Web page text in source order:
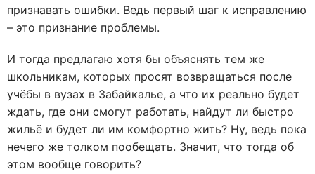
признавать ошибки. Ведь первый шаг к исправлению
– это признание проблемы.
И тогда предлагаю хотя бы объяснять тем же
школьникам, которых просят возвращаться после
учёбы в вузах в Забайкалье, а что их реально будет
ждать, где они смогут работать, найдут ли быстро
жильё и будет ли им комфортно жить? Ну, ведь пока
нечего же толком пообещать. Значит, что тогда об
этом вообще говорить?